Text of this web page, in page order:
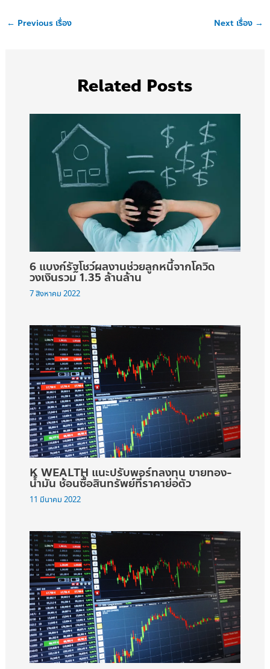
← Previous เรื่อง Next เรื่อง →
Related Posts
6 แบงก์รัฐโชว์ผลงานช่วยลูกหนี้จากโควิด
วงเงินรวม 1.35 ล้านล้าน
7 สิงหาคม 2022
K WEALTH แนะปรับพอร์ทลงทุน ขายทอง-
น้ำมัน ช้อนซื้อสินทรัพย์ที่ราคาย่อตัว
11 มีนาคม 2022